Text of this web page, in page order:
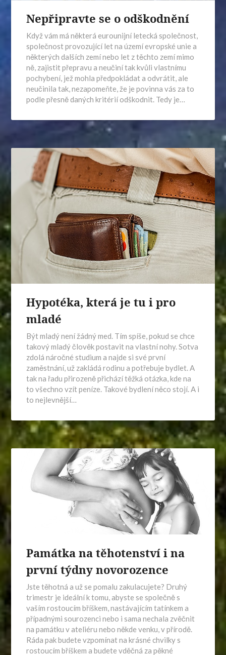
Nepřipravte se o odškodnění
Když vám má některá eurounijní letecká společnost,
společnost provozující let na území evropské unie a
některých dalších zemí nebo let z těchto zemí mimo
ně, zajistit přepravu a neučiní tak kvůli vlastnímu
pochybení, jež mohla předpokládat a odvrátit, ale
neučinila tak, nezapomeňte, že je povinna vás za to
podle přesně daných kritérií odškodnit. Tedy je…
Hypotéka, která je tu i pro
mladé
Být mladý není žádný med. Tím spíše, pokud se chce
takový mladý člověk postavit na vlastní nohy. Sotva
zdolá náročné studium a najde si své první
zaměstnání, už zakládá rodinu a potřebuje bydlet. A
tak na řadu přirozeně přichází těžká otázka, kde na
to všechno vzít peníze. Takové bydlení něco stojí. A i
to nejlevnější…
Památka na těhotenství i na
první týdny novorozence
Jste těhotná a už se pomalu zakulacujete? Druhý
trimestr je ideální k tomu, abyste se společně s
vaším rostoucím bříškem, nastávajícím tatínkem a
případnými sourozenci nebo i sama nechala zvěčnit
na památku v ateliéru nebo někde venku, v přírodě.
Ráda pak budete vzpomínat na krásné chvilky s
rostoucím bříškem a budete vděčná za pěkné